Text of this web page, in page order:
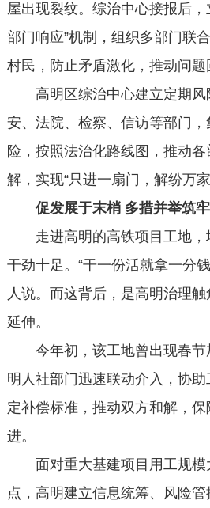
屋出现裂纹。综治中心接报后，
部门响应”机制，组织多部门联
村民，防止矛盾激化，推动问题
高明区综治中心建立定期风
安、法院、检察、信访等部门
险，按照法治化路线图，推动
解，实现“只进一扇门，解纷万家
促发展于末梢 多措并举筑
走进高明的高铁项目工地，
干劲十足。“干一份活就拿一分
人说。而这背后，是高明治理
延伸。
今年初，该工地曾出现春节
明人社部门迅速联动介入，协
定补偿标准，推动双方和解，
进。
面对重大基建项目用工规模
点，高明建立信息统筹、风险